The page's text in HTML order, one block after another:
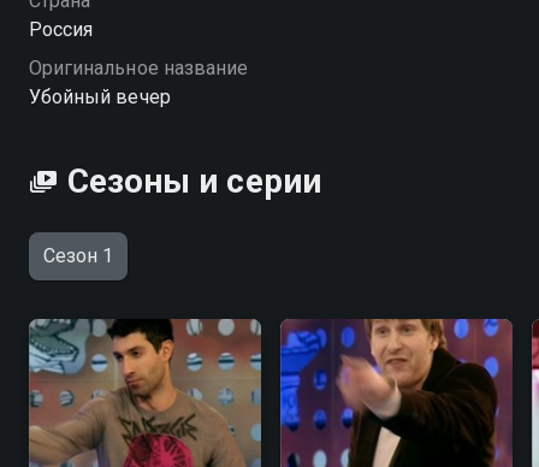
Россия
Оригинальное название
Убойный вечер
Сезоны и серии
Сезон 1